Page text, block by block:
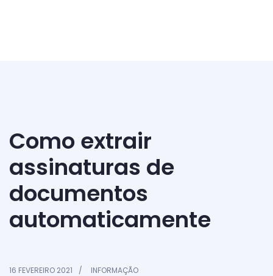
Como extrair
assinaturas de
documentos
automaticamente
16 FEVEREIRO 2021 INFORMAÇÃO